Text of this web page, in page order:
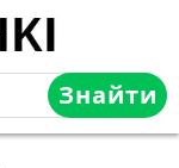
Знайти